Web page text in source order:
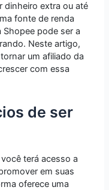
dinheiro extra ou até
fonte de renda
pode ser a
Neste artigo,
um afiliado da
com essa
de ser
terá acesso a
em suas
oferece uma